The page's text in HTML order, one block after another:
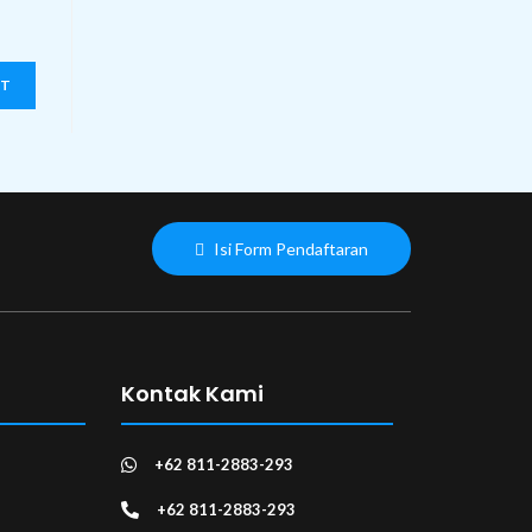
Isi Form Pendaftaran
Kontak Kami
+62 811-2883-293
+62 811-2883-293